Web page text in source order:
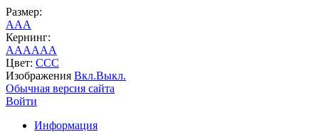
Размер:
AAA
Кернинг:
AAAAAA
Цвет: CCC
Изображения Вкл.Выкл.
Обычная версия сайта
Войти
Информация